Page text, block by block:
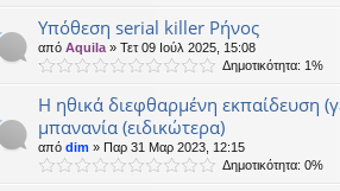
Υπόθεση serial killer Ρήνος
από Aquila » Τετ 09 Ιούλ 2025, 15:08
Δημοτικότητα: 1%
Η ηθικά διεφθαρμένη εκπαίδευση
μπανανία (ειδικώτερα)
από dim » Παρ 31 Μαρ 2023, 12:15
Δημοτικότητα: 0%